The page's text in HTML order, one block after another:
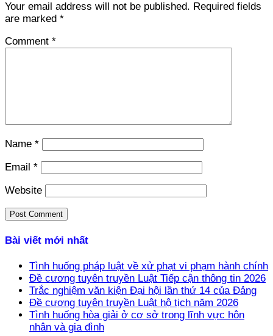
Your email address will not be published. Required fields
are marked *
Comment *
Name *
Email *
Website
Bài viết mới nhất
Tình huống pháp luật về xử phạt vi phạm hành chính
Đề cương tuyên truyền Luật Tiếp cận thông tin 2026
Trắc nghiệm văn kiện Đại hội lần thứ 14 của Đảng
Đề cương tuyên truyền Luật hộ tịch năm 2026
Tình huống hòa giải ở cơ sở trong lĩnh vực hôn
nhân và gia đình